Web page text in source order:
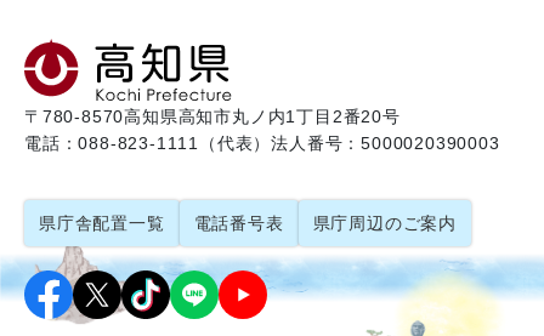
〒780-8570高知県高知市丸ノ内1丁目2番20号
電話：088-823-1111（代表）法人番号：5000020390003
県庁舎配置一覧 電話番号表 県庁周辺のご案内